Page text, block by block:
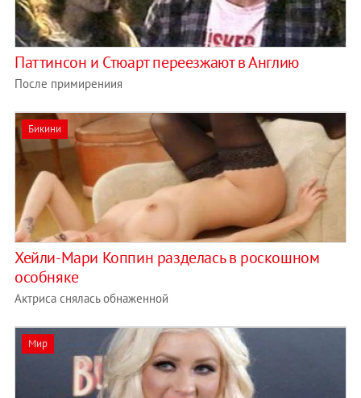
Паттинсон и Стюарт переезжают в Англию
После примирениия
Бикини
Хейли-Мари Коппин разделась в роскошном
особняке
Актриса снялась обнаженной
Мир